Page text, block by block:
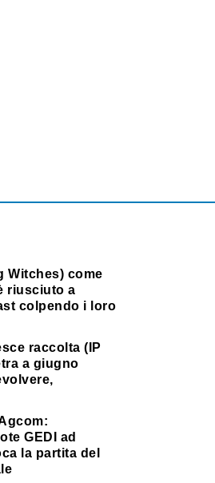
Witches) come
riusciuto a
colpendo i loro
raccolta (IP
a giugno
GEDI ad
la partita del